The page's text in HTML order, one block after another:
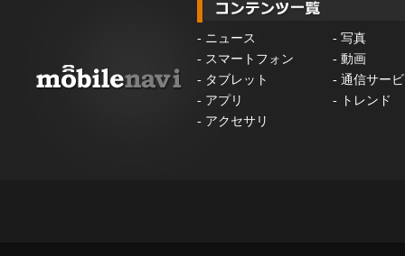
- ニュース - 写真
- スマートフォン - 動画
- タブレット - 通信サー
- アプリ -
トレンド
- アクセサリ